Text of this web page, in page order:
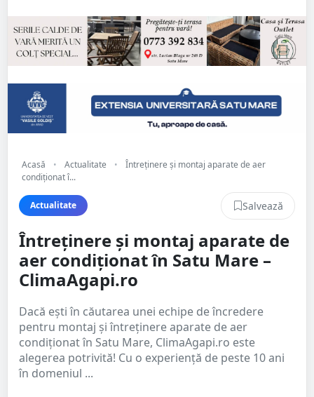
Acasă • Actualitate •
Întreținere și montaj aparate de aer
condiționat î...
Actualitate Salvează
Întreținere și montaj aparate de
aer condiționat în Satu Mare –
ClimaAgapi.ro
Dacă ești în căutarea unei echipe de încredere
pentru montaj și întreținere aparate de aer
condiționat în Satu Mare, ClimaAgapi.ro este
alegerea potrivită! Cu o experiență de peste 10 ani
în domeniul ...